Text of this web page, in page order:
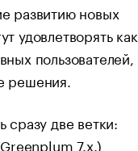
развитию новых
удовлетворять как
пользователей,
решения.
сразу две ветки:
7.x.)